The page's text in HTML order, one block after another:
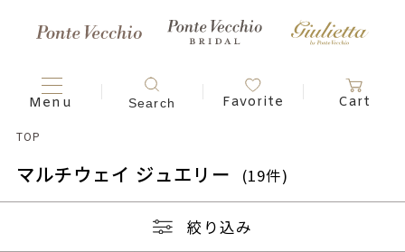
TOP
マルチウェイ ジュエリー (19件)
絞り込み